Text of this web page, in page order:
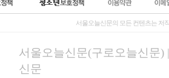
서울오늘신문의 모든 컨텐츠는 저
서울오늘신문(구로오늘신문)
신문